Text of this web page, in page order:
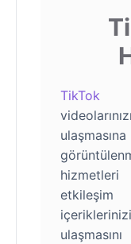
TikTok
hizmetleri